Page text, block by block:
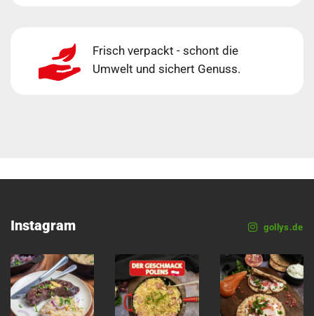
Frisch verpackt - schont die
Umwelt und sichert Genuss.
Instagram gollys.de